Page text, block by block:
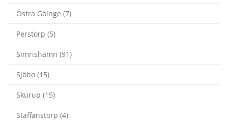
Östra Göinge (7)
Perstorp (5)
Simrishamn (91)
Sjöbo (15)
Skurup (15)
Staffanstorp (4)